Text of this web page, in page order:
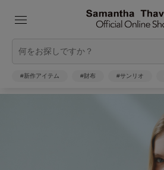
#新作アイテム #財布 #サンリオ